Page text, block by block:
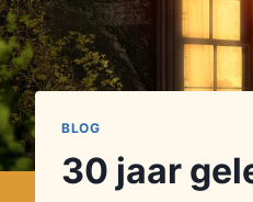
BLOG
30 jaar